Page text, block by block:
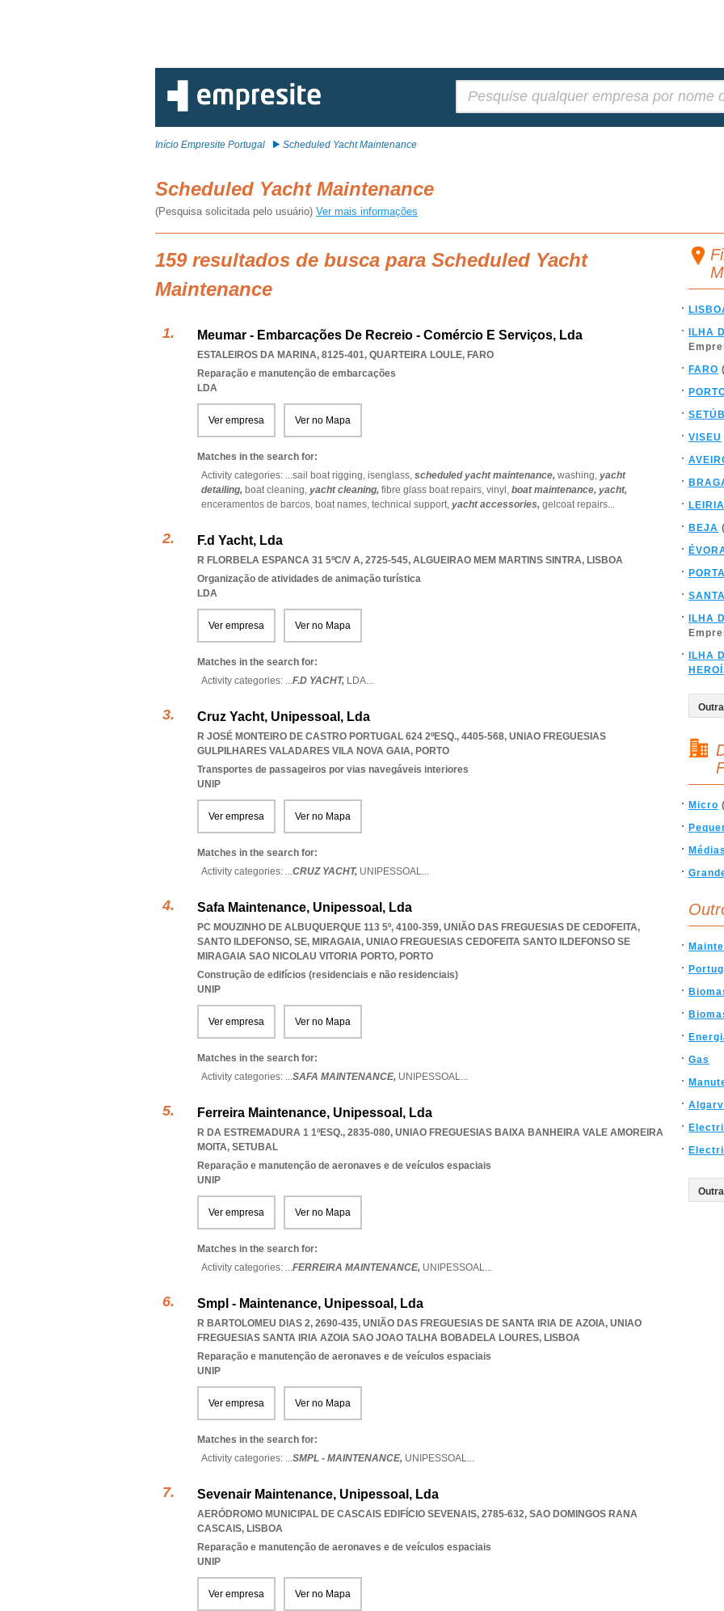
Início Empresite Portugal Scheduled Yacht Maintenance
Scheduled Yacht Maintenance
(Pesquisa solicitada pelo usuário) Ver mais informações
159 resultados de busca para Scheduled Yacht
Maintenance
Meumar - Embarcações De Recreio - Comércio E Serviços, Lda
ESTALEIROS DA MARINA, 8125-401, QUARTEIRA LOULE, FARO
Reparação e manutenção de embarcações
LDA
Ver empresa Ver no Mapa
Matches in the search for:
Activity categories: ...sail boat rigging, isenglass, scheduled yacht maintenance, washing, yacht
detailing, boat cleaning, yacht cleaning, fibre glass boat repairs, vinyl, boat maintenance, yacht,
enceramentos de barcos, boat names, technical support, yacht accessories, gelcoat repairs...
F.d Yacht, Lda
R FLORBELA ESPANCA 31 5ºC/V A, 2725-545, ALGUEIRAO MEM MARTINS SINTRA, LISBOA
Organização de atividades de animação turística
LDA
Ver empresa Ver no Mapa
Matches in the search for:
Activity categories: ...F.D YACHT, LDA...
Cruz Yacht, Unipessoal, Lda
R JOSÉ MONTEIRO DE CASTRO PORTUGAL 624 2ºESQ., 4405-568, UNIAO FREGUESIAS
GULPILHARES VALADARES VILA NOVA GAIA, PORTO
Transportes de passageiros por vias navegáveis interiores
UNIP
Ver empresa Ver no Mapa
Matches in the search for:
Activity categories: ...CRUZ YACHT, UNIPESSOAL...
Safa Maintenance, Unipessoal, Lda
PC MOUZINHO DE ALBUQUERQUE 113 5º, 4100-359, UNIÃO DAS FREGUESIAS DE CEDOFEITA,
SANTO ILDEFONSO, SE, MIRAGAIA, UNIAO FREGUESIAS CEDOFEITA SANTO ILDEFONSO SE
MIRAGAIA SAO NICOLAU VITORIA PORTO, PORTO
Construção de edifícios (residenciais e não residenciais)
UNIP
Ver empresa Ver no Mapa
Matches in the search for:
Activity categories: ...SAFA MAINTENANCE, UNIPESSOAL...
Ferreira Maintenance, Unipessoal, Lda
R DA ESTREMADURA 1 1ºESQ., 2835-080, UNIAO FREGUESIAS BAIXA BANHEIRA VALE AMOREIRA
MOITA, SETUBAL
Reparação e manutenção de aeronaves e de veículos espaciais
UNIP
Ver empresa Ver no Mapa
Matches in the search for:
Activity categories: ...FERREIRA MAINTENANCE, UNIPESSOAL...
Smpl - Maintenance, Unipessoal, Lda
R BARTOLOMEU DIAS 2, 2690-435, UNIÃO DAS FREGUESIAS DE SANTA IRIA DE AZOIA, UNIAO
FREGUESIAS SANTA IRIA AZOIA SAO JOAO TALHA BOBADELA LOURES, LISBOA
Reparação e manutenção de aeronaves e de veículos espaciais
UNIP
Ver empresa Ver no Mapa
Matches in the search for:
Activity categories: ...SMPL - MAINTENANCE, UNIPESSOAL...
Sevenair Maintenance, Unipessoal, Lda
AERÓDROMO MUNICIPAL DE CASCAIS EDIFÍCIO SEVENAIS, 2785-632, SAO DOMINGOS RANA
CASCAIS, LISBOA
Reparação e manutenção de aeronaves e de veículos espaciais
UNIP
Ver empresa Ver no Mapa
ILHA
FARO
VISEU
LEIRIA
BEJA
ILHA
ILHA
Micro
Médias
Gas